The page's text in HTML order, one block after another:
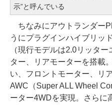
示”と呼んでいる
ちなみにアウトランダー
うにプラグインハイブリッ
（現行モデルは2.0リッタ
ター、リアモーターを搭載
い、フロントモーター、リ
AWC（Super ALL Wheel
ーター4WDを実現。さらに